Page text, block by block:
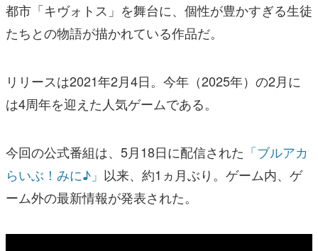
都市「キヴォトス」を舞台に、個性が豊かすぎる生徒
たちとの物語が描かれている作品だ。
リリースは2021年2月4日。今年（2025年）の2月に
は4周年を迎えた人気ゲームである。
今回の公式番組は、5月18日に配信された 「ブルアカ
らいぶ！みに♪」 以来、約1ヵ月ぶり。ゲーム内、ゲ
ーム外の最新情報が発表された。